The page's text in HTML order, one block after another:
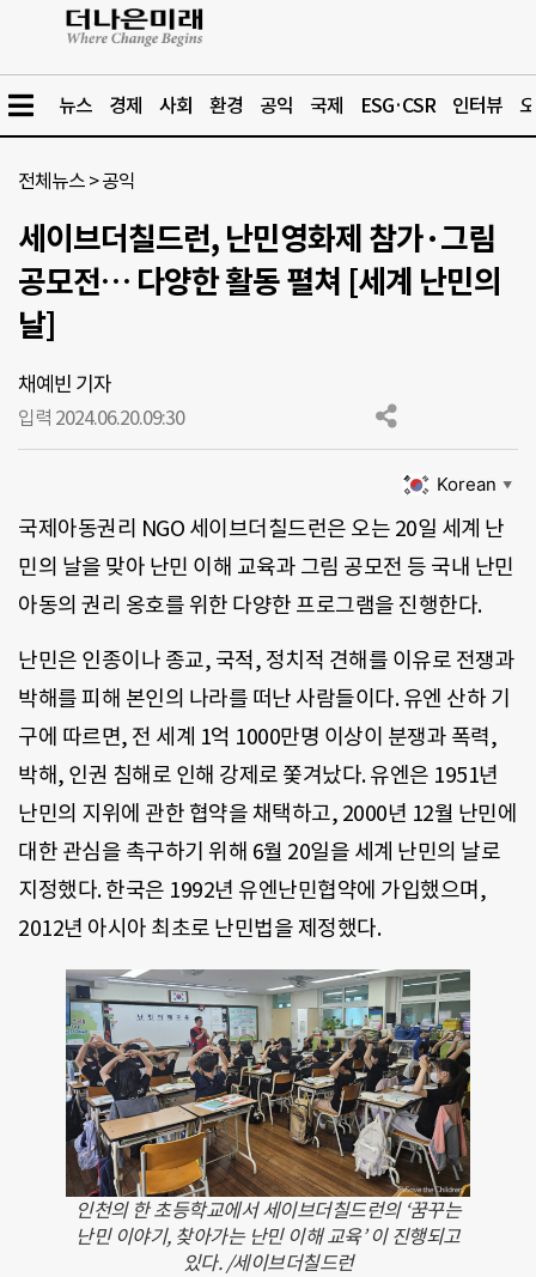
뉴스 경제 사회 환경 공익 국제 ESG·CSR 인터뷰
전체뉴스 >공익
세이브더칠드런, 난민영화제 참가·그림
공모전… 다양한 활동 펼쳐 [세계 난민의
날]
채예빈 기자
입력 2024.06.20.09:30
Korean ▼
국제아동권리 NGO 세이브더칠드런은 오는 20일 세계 난
민의 날을 맞아 난민 이해 교육과 그림 공모전 등 국내 난민
아동의 권리 옹호를 위한 다양한 프로그램을 진행한다.
난민은 인종이나 종교, 국적, 정치적 견해를 이유로 전쟁과
박해를 피해 본인의 나라를 떠난 사람들이다. 유엔 산하 기
구에 따르면, 전 세계 1억 1000만명 이상이 분쟁과 폭력,
박해, 인권 침해로 인해 강제로 쫓겨났다. 유엔은 1951년
난민의 지위에 관한 협약을 채택하고, 2000년 12월 난민에
대한 관심을 촉구하기 위해 6월 20일을 세계 난민의 날로
지정했다. 한국은 1992년 유엔난민협약에 가입했으며,
2012년 아시아 최초로 난민법을 제정했다.
인천의 한 초등학교에서 세이브더칠드런의 ‘꿈꾸는
난민 이야기, 찾아가는 난민 이해 교육’ 이 진행되고
있다. /세이브더칠드런